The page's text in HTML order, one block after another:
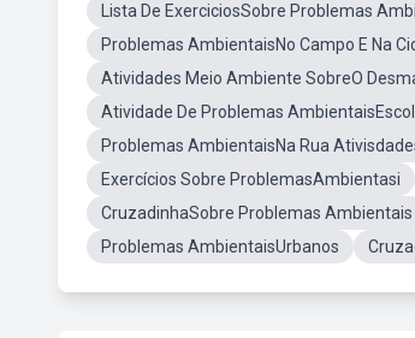
Lista De ExerciciosSobre Problemas
Problemas AmbientaisNo Campo E Na
Atividades Meio Ambiente SobreO
Atividade De Problemas
Problemas AmbientaisNa Rua
Exercícios Sobre ProblemasAmbientasi
CruzadinhaSobre Problemas Ambientais
Problemas AmbientaisUrbanos